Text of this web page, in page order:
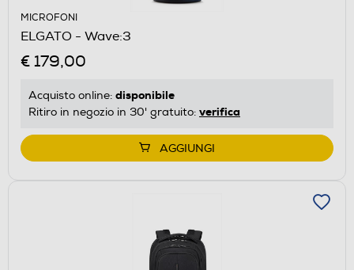
MICROFONI
ELGATO - Wave:3
€ 179,00
Acquisto online: disponibile
Ritiro in negozio in 30' gratuito: verifica
AGGIUNGI